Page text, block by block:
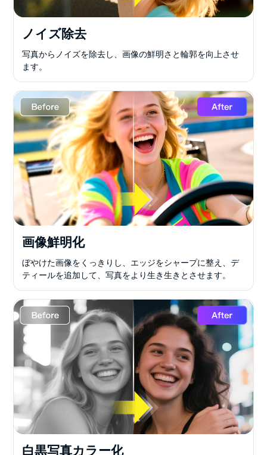
ノイズ除去
写真からノイズを除去し、画像の鮮明さと輪郭を向上させ
ます。
画像鮮明化
ぼやけた画像をくっきりし、エッジをシャープに整え、デ
ティールを追加して、写真をより生き生きとさせます。
白黒写真カラー化